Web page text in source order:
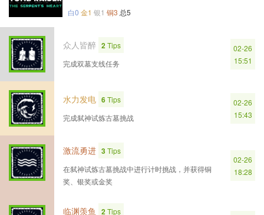
白0 金1 银1 铜3 总5
众人皆醉 2Tips
完成双墓支线任务
02-26
15:51
水力发电 6Tips
完成弑神试炼古墓挑战
02-26
15:43
激流勇进 3Tips
在弑神试炼古墓挑战中进行计时挑战，并获得铜
奖、银奖或金奖
02-26
18:28
临渊羡鱼 2Tips